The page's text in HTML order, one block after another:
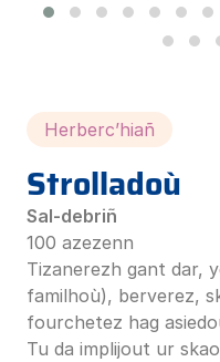
Herberc’hiañ
Strolladoù
Sal-debriñ
100 azezenn
Tizanerezh gant dar,
familhoù), berverez,
fourchetez hag
Tu da implijout ur